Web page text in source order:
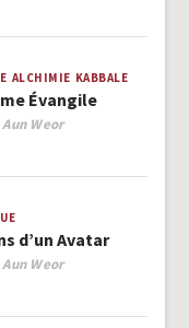
ALCHIMIE KABBALE
Évangile
Weor
d’un Avatar
Weor